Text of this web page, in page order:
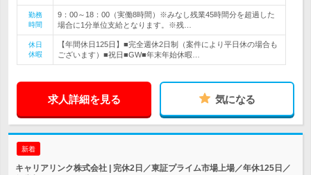
勤務
時間
9：00～18：00（実働8時間）※みなし残業45時間分を超過した
場合に1分単位支給となります。※残…
休日
休暇
【年間休日125日】■完全週休2日制（案件により平日休の場合も
ございます）■祝日■GW■年末年始休暇…
求人詳細を見る 気になる
新着
キャリアリンク株式会社 | 完休2日／東証プライム市場上場／年休125日／